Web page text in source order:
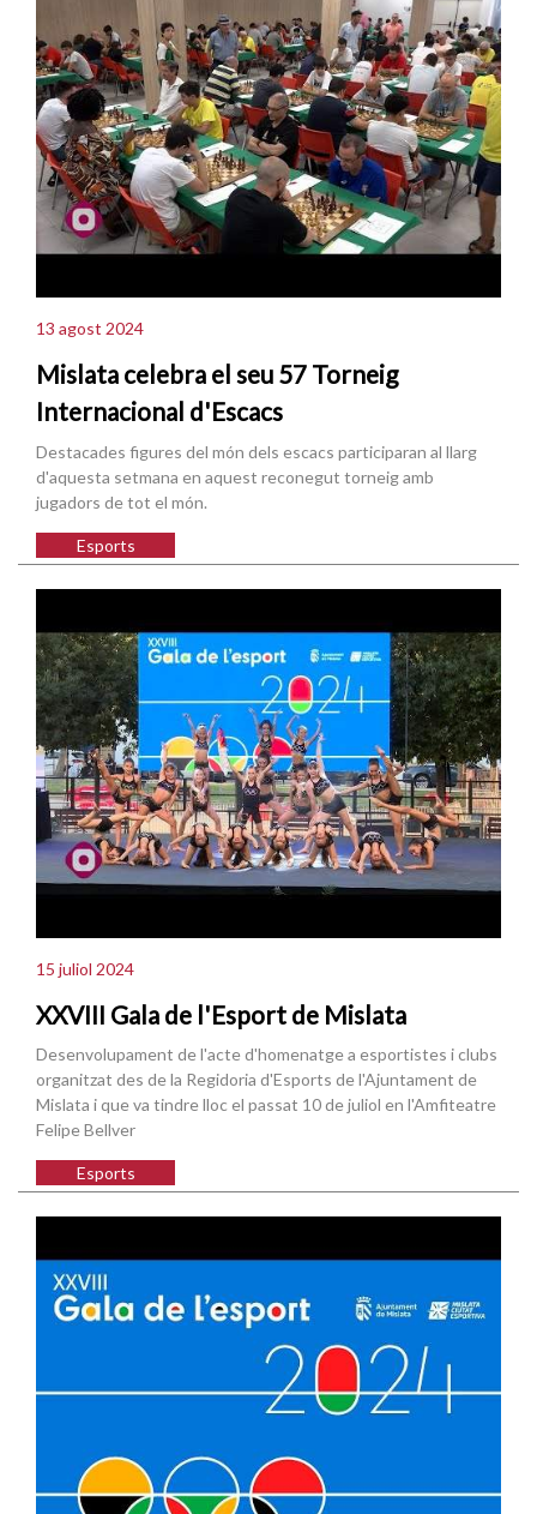
13 agost 2024
Mislata celebra el seu 57 Torneig
Internacional d'Escacs
Destacades figures del món dels escacs participaran al llarg
d'aquesta setmana en aquest reconegut torneig amb
jugadors de tot el món.
Esports
15 juliol 2024
XXVIII Gala de l'Esport de Mislata
Desenvolupament de l'acte d'homenatge a esportistes i clubs
organitzat des de la Regidoria d'Esports de l'Ajuntament de
Mislata i que va tindre lloc el passat 10 de juliol en l'Amfiteatre
Felipe Bellver
Esports